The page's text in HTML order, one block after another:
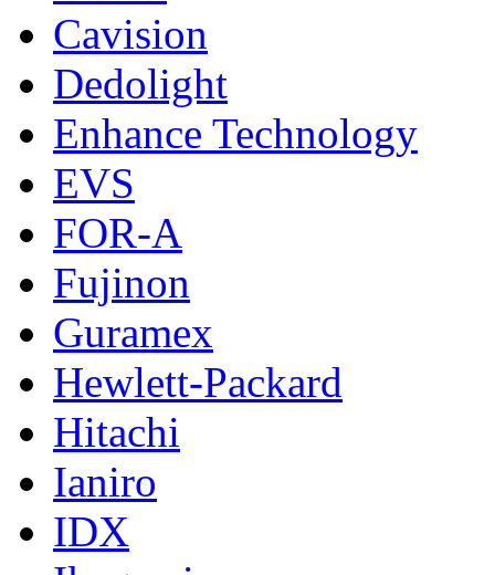
Cavision
Dedolight
Enhance Technology
EVS
FOR-A
Fujinon
Guramex
Hewlett-Packard
Hitachi
Ianiro
IDX